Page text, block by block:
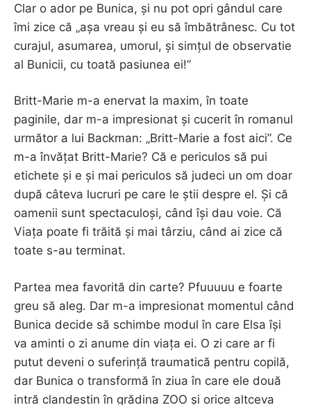
Clar o ador pe Bunica, și nu pot opri gândul care
îmi zice că „așa vreau și eu să îmbătrânesc. Cu tot
curajul, asumarea, umorul, și simțul de observatie
al Bunicii, cu toată pasiunea ei!”
Britt-Marie m-a enervat la maxim, în toate
paginile, dar m-a impresionat și cucerit în romanul
următor a lui Backman: „Britt-Marie a fost aici”. Ce
m-a învățat Britt-Marie? Că e periculos să pui
etichete și e și mai periculos să judeci un om doar
după câteva lucruri pe care le știi despre el. Și că
oamenii sunt spectaculoși, când își dau voie. Că
Viața poate fi trăită și mai târziu, când ai zice că
toate s-au terminat.
Partea mea favorită din carte? Pfuuuuu e foarte
greu să aleg. Dar m-a impresionat momentul când
Bunica decide să schimbe modul în care Elsa își
va aminti o zi anume din viața ei. O zi care ar fi
putut deveni o suferință traumatică pentru copilă,
dar Bunica o transformă în ziua în care ele două
intră clandestin în grădina ZOO și orice altceva